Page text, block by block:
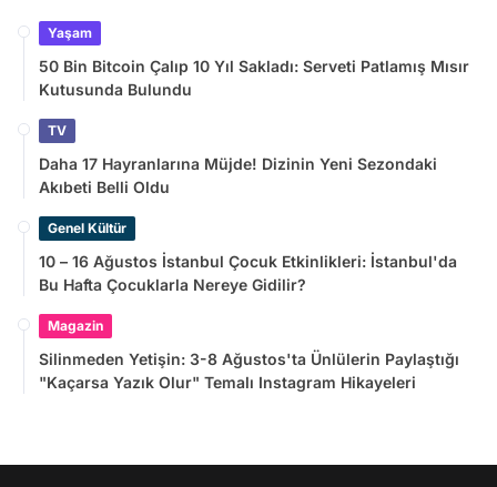
Yaşam
50 Bin Bitcoin Çalıp 10 Yıl Sakladı: Serveti Patlamış Mısır
Kutusunda Bulundu
TV
Daha 17 Hayranlarına Müjde! Dizinin Yeni Sezondaki
Akıbeti Belli Oldu
Genel Kültür
10 – 16 Ağustos İstanbul Çocuk Etkinlikleri: İstanbul'da
Bu Hafta Çocuklarla Nereye Gidilir?
Magazin
Silinmeden Yetişin: 3-8 Ağustos'ta Ünlülerin Paylaştığı
"Kaçarsa Yazık Olur" Temalı Instagram Hikayeleri